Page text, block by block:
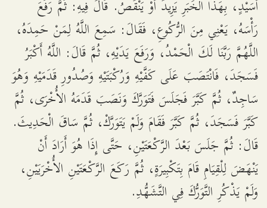
أُسَيْدٍ، بِهَذَا الْخَبَرِ يَزِيدُ أَوْ يَنْقُصُ. قَالَ فِيهِ: ثُمَّ رَفَعَ
رَأْسَهُ، يَعْنِي مِنَ الرُّكُوعِ، فَقَالَ: سَمِعَ اللَّهُ لِمَنْ حَمِدَهُ،
اللَّهُمَّ رَبَّنَا لَكَ الْحَمْدُ، وَرَفَعَ يَدَيْهِ، ثُمَّ قَالَ: اللَّهُ أَكْبَرُ
فَسَجَدَ، فَانْتَصَبَ عَلَى كَفَّيْهِ وَرُكْبَتَيْهِ وَصُدُورِ قَدَمَيْهِ وَهُوَ
سَاجِدٌ، ثُمَّ كَبَّرَ فَجَلَسَ فَتَوَرَّكَ وَنَصَبَ قَدَمَهُ الأُخْرَى، ثُمَّ
كَبَّرَ فَسَجَدَ، ثُمَّ كَبَّرَ فَقَامَ وَلَمْ يَتَوَرَّكْ، ثُمَّ سَاقَ الْحَدِيثَ.
قَالَ: ثُمَّ جَلَسَ بَعْدَ الرَّكْعَتَيْنِ، حَتَّى إِذَا هُوَ أَرَادَ أَنْ
يَنْهَضَ لِلْقِيَامِ قَامَ بِتَكْبِيرَةٍ، ثُمَّ رَكَعَ الرَّكْعَتَيْنِ الأُخْرَيَيْنِ،
وَلَمْ يَذْكُرِ التَّوَرُّكَ فِي التَّشَهُّدِ.